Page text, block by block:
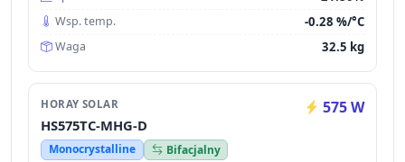
Wsp. temp. -0.28 %/°C
Waga 32.5 kg
HORAY SOLAR 575 W
HS575TC-MHG-D
Monocrystalline
Bifacjalny